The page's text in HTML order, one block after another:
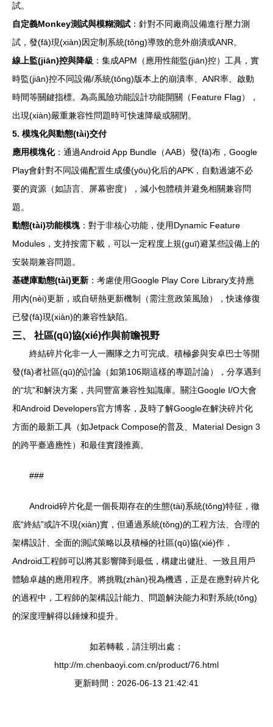
試。
自定義Monkey測試與模糊測試 ：針對不同廠商設備進行壓力測
試，發(fā)現(xiàn)因定制系統(tǒng)導致的意外崩潰或ANR。
線上監(jiān)控與降級 ：集成APM（應用性能監(jiān)控）工具，實
時監(jiān)控不同設備/系統(tǒng)版本上的崩潰率、ANR率、啟動
時間等關鍵指標。為高風險功能設計功能開關（Feature Flag），
出現(xiàn)嚴重兼容性問題時可快速降級或關閉。
5. 模塊化與動態(tài)交付
應用模塊化：通過Android App Bundle（AAB）發(fā)布，Google
Play會針對不同設備配置生成優(yōu)化后的APK，自動過濾不必
要的資源（如語言、屏幕密度），減小包體積并避免相關兼容問
題。
動態(tài)功能模塊 ：對于非核心功能，使用Dynamic Feature
Modules，支持按需下載，可以一定程度上規(guī)避某些設備上的
安裝期兼容問題。
基礎庫動態(tài)更新 ：考慮使用Google Play Core Library支持應
用內(nèi)更新，或自研熱更新機制（需注意政策風險），快速修復
已發(fā)現(xiàn)的兼容性缺陷。
三、 社區(qū)協(xié)作與前瞻視野
終結碎片化非一人一團隊之力可完成。積極參與安卓巴士等開
發(fā)者社區(qū)的討論（如第106期這樣的專題討論），分享遇到
的“坑”和解決方案，共同豐富兼容性知識庫。關注Google I/O大會
和Android Developers官方博客，及時了解Google在解決碎片化
方面的最新工具（如Jetpack Compose的普及、Material Design 3
的跨平臺適應性）和最佳實踐推薦。
###
Android碎片化是一個長期存在的生態(tài)系統(tǒng)特征，徹
底“終結”或許不現(xiàn)實，但通過系統(tǒng)的工程方法、合理的
架構設計、全面的測試策略以及積極的社區(qū)協(xié)作，
Android工程師可以將其影響降到最低，構建出健壯、一致且用戶
體驗卓越的應用程序。將挑戰(zhàn)視為機遇，正是在應對碎片化
的過程中，工程師的架構設計能力、問題解決能力和對系統(tǒng)
的深度理解得以錘煉和提升。
如若轉載，請注明出處：
http://m.chenbaoyi.com.cn/product/76.html
更新時間：2026-06-13 21:42:41